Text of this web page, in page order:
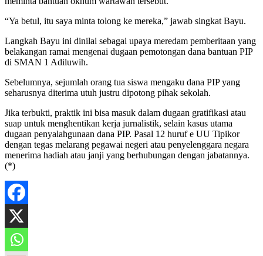
“Ya betul, itu saya minta tolong ke mereka,” jawab singkat Bayu.
Langkah Bayu ini dinilai sebagai upaya meredam pemberitaan yang
belakangan ramai mengenai dugaan pemotongan dana bantuan PIP
di SMAN 1 Adiluwih.
Sebelumnya, sejumlah orang tua siswa mengaku dana PIP yang
seharusnya diterima utuh justru dipotong pihak sekolah.
Jika terbukti, praktik ini bisa masuk dalam dugaan gratifikasi atau
suap untuk menghentikan kerja jurnalistik, selain kasus utama
dugaan penyalahgunaan dana PIP. Pasal 12 huruf e UU Tipikor
dengan tegas melarang pegawai negeri atau penyelenggara negara
menerima hadiah atau janji yang berhubungan dengan jabatannya.
(*)